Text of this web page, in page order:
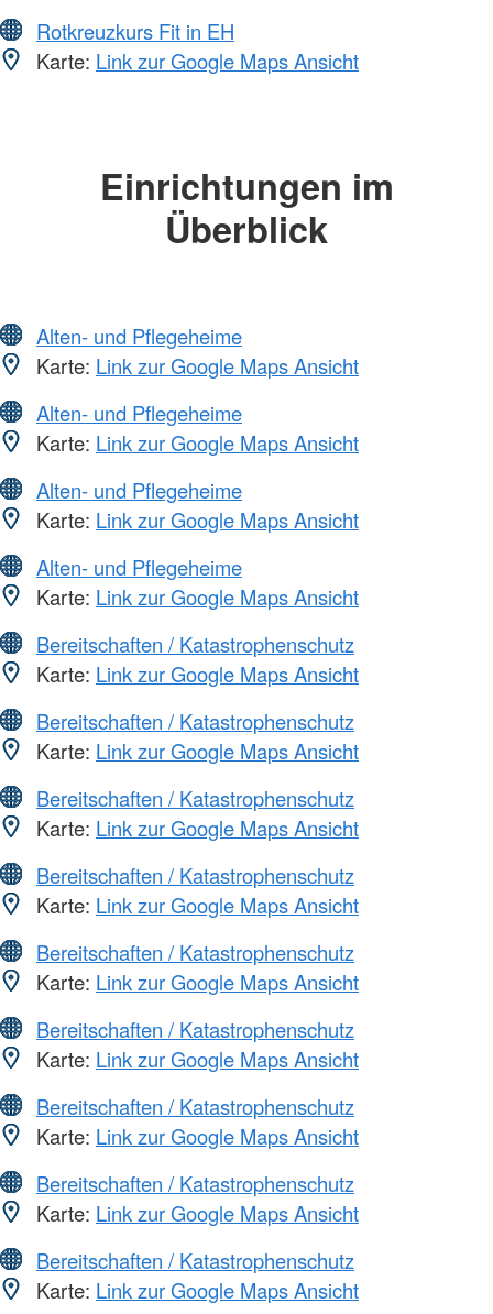
Rotkreuzkurs Fit in EH
Karte: Link zur Google Maps Ansicht
Einrichtungen im
Überblick
Alten- und Pflegeheime
Karte: Link zur Google Maps Ansicht
Alten- und Pflegeheime
Karte: Link zur Google Maps Ansicht
Alten- und Pflegeheime
Karte: Link zur Google Maps Ansicht
Alten- und Pflegeheime
Karte: Link zur Google Maps Ansicht
Bereitschaften / Katastrophenschutz
Karte: Link zur Google Maps Ansicht
Bereitschaften / Katastrophenschutz
Karte: Link zur Google Maps Ansicht
Bereitschaften / Katastrophenschutz
Karte: Link zur Google Maps Ansicht
Bereitschaften / Katastrophenschutz
Karte: Link zur Google Maps Ansicht
Bereitschaften / Katastrophenschutz
Karte: Link zur Google Maps Ansicht
Bereitschaften / Katastrophenschutz
Karte: Link zur Google Maps Ansicht
Bereitschaften / Katastrophenschutz
Karte: Link zur Google Maps Ansicht
Bereitschaften / Katastrophenschutz
Karte: Link zur Google Maps Ansicht
Bereitschaften / Katastrophenschutz
Karte: Link zur Google Maps Ansicht